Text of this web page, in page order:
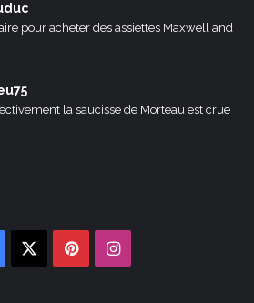
pour acheter des assiettes Maxwell and
la saucisse de Morteau est crue
Facebook PinterestInstagram